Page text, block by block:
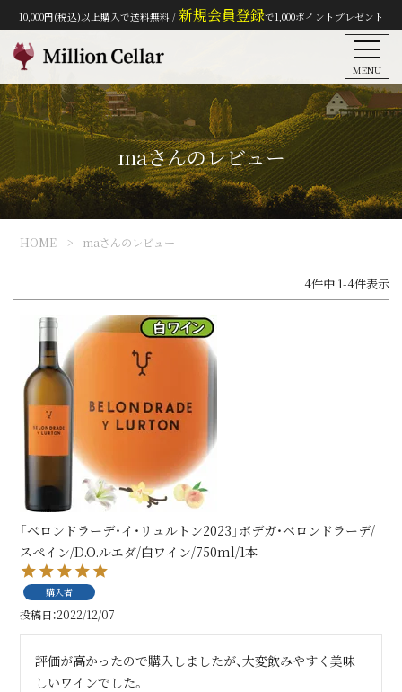
10,000円(税込)以上購入で送料無料 / 新規会員登録で1,000ポイントプレゼント
MENU
maさんのレビュー
HOME maさんのレビュー
4件中 1-4件表示
「ベロンドラーデ・イ・リュルトン2023」ボデガ・ベロンドラーデ/
スペイン/D.O.ルエダ/白ワイン/750ml/1本
購入者
投稿日 2022/12/07
評価が高かったので購入しましたが、大変飲みやすく美味
しいワインでした。